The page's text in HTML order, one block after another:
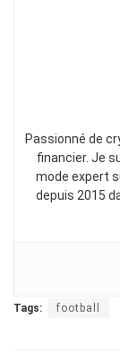
Passionné de
financier. Je
mode expert
depuis 2015
Tags: football